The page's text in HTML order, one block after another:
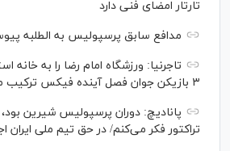
تارتار امضای فنی دارد
مدافع سابق پرسپولیس به الطلبه
تاجرنیا: ورزشگاه امام رضا را به خانه
۳ بازیکن جوان فصل آینده فیکس ترکیب می‌شوند
پانادیچ: دوران پرسپولیس شیرین بود،
تراکتور فکر می‌کنم/ در حق تیم ملی